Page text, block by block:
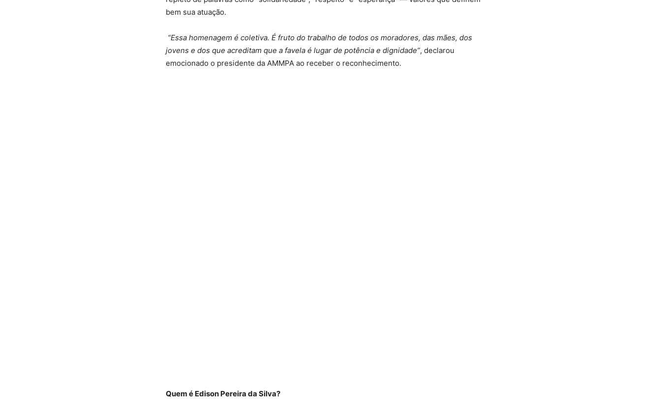
bem sua atuação.
“Essa homenagem é coletiva. É fruto do trabalho de todos os moradores, das mães, dos
jovens e dos que acreditam que a favela é lugar de potência e dignidade”, declarou
emocionado o presidente da AMMPA ao receber o reconhecimento.
Quem é Edison Pereira da Silva?